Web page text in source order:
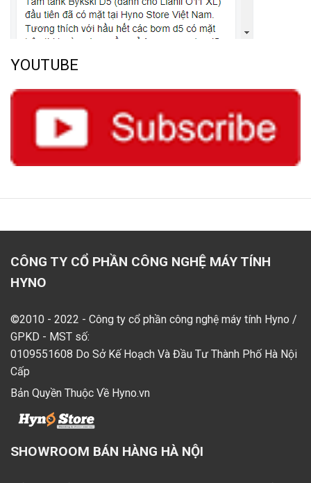
YOUTUBE
CÔNG TY CỔ PHẦN CÔNG NGHỆ MÁY TÍNH
HYNO
©2010 - 2022 - Công ty cổ phần công nghệ máy tính Hyno /
GPKD - MST số:
0109551608 Do Sở Kế Hoạch Và Đầu Tư Thành Phố Hà Nội
Cấp
Bản Quyền Thuộc Về Hyno.vn
SHOWROOM BÁN HÀNG HÀ NỘI